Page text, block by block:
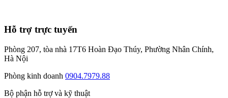
Hỗ trợ trực tuyến
Phòng 207, tòa nhà 17T6 Hoàn Đạo Thúy, Phường Nhân Chính,
Hà Nội
Phòng kinh doanh 0904.7979.88
Bộ phận hỗ trợ và kỹ thuật